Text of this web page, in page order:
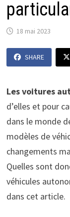
18 mai 2023
SHARE
Les voitures
d’elles et pour
dans le monde
modèles de
changements
Quelles sont
véhicules
dans cet article.